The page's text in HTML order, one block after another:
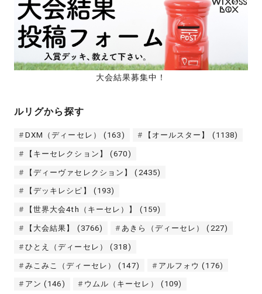
大会結果募集中！
ルリグから探す
DXM（ディーセレ） (163) 【オールスター】 (1138)
【キーセレクション】 (670)
【ディーヴァセレクション】 (2435)
【デッキレシピ】 (193)
【世界大会4th（キーセレ）】 (159)
【大会結果】 (3766) あきら（ディーセレ） (227)
ひとえ（ディーセレ） (318)
みこみこ（ディーセレ） (147) アルフォウ (176)
アン (146) ウムル（キーセレ） (109)